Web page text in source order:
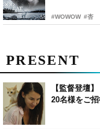
#WOWOW #杏
PRESENT
【監督登壇
20名様をご招